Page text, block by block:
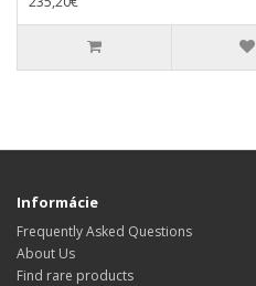
Informácie
Frequently Asked Questions
About Us
Find rare products